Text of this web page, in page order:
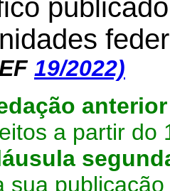
19/2022)
a partir do
sua